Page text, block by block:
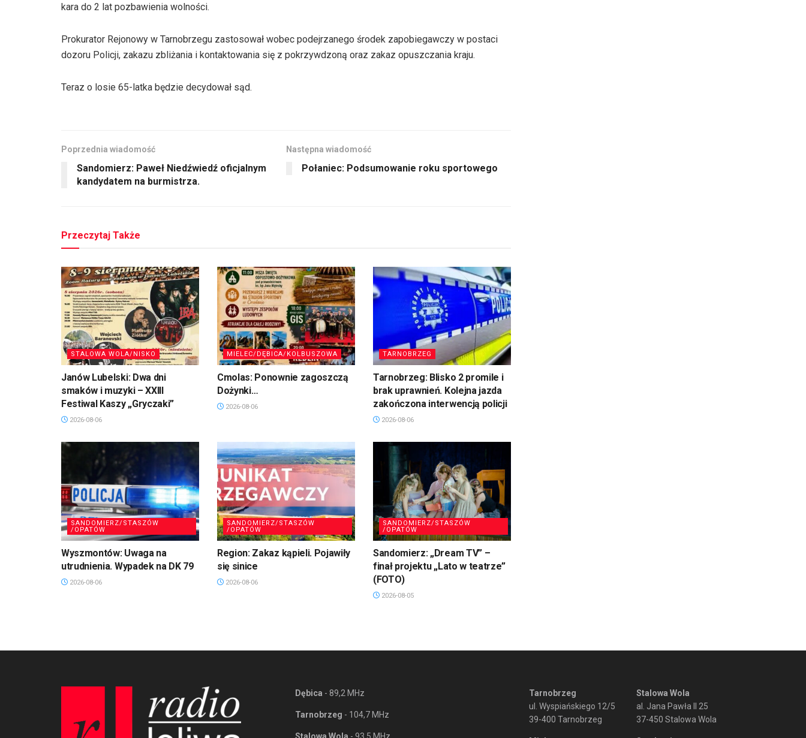
kara do 2 lat pozbawienia wolności.
Prokurator Rejonowy w Tarnobrzegu zastosował wobec podejrzanego środek zapobiegawczy w postaci
dozoru Policji, zakazu zbliżania i kontaktowania się z pokrzywdzoną oraz zakaz opuszczania kraju.
Teraz o losie 65-latka będzie decydował sąd.
Poprzednia wiadomość
Sandomierz: Paweł Niedźwiedź oficjalnym
kandydatem na burmistrza.
Następna wiadomość
Połaniec: Podsumowanie roku sportowego
Przeczytaj Także
STALOWA WOLA/NISKO
Janów Lubelski: Dwa dni
smaków i muzyki – XXIII
Festiwal Kaszy „Gryczaki”
2026-08-06
MIELEC/DĘBICA/KOLBUSZOWA
Cmolas: Ponownie zagoszczą
Dożynki…
2026-08-06
TARNOBRZEG
Tarnobrzeg: Blisko 2 promile i
brak uprawnień. Kolejna jazda
zakończona interwencją policji
2026-08-06
SANDOMIERZ/STASZÓW
/OPATÓW
Wyszmontów: Uwaga na
utrudnienia. Wypadek na DK 79
2026-08-06
SANDOMIERZ/STASZÓW
/OPATÓW
Region: Zakaz kąpieli. Pojawiły
się sinice
2026-08-06
SANDOMIERZ/STASZÓW
/OPATÓW
Sandomierz: „Dream TV” –
finał projektu „Lato w teatrze”
(FOTO)
2026-08-05
Dębica - 89,2 MHz
Tarnobrzeg - 104,7 MHz
Stalowa Wola - 93,5 MHz
Tarnobrzeg
ul. Wyspiańskiego 12/5
39-400 Tarnobrzeg
Stalowa Wola
al. Jana Pawła II 25
37-450 Stalowa Wola